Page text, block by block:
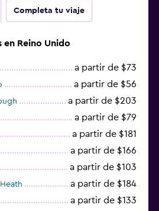
Completa tu viaje
en Reino Unido
a partir de $73
a partir de $56
a partir de $203
a partir de $79
a partir de $181
a partir de $166
a partir de $103
a partir de $184
a partir de $133